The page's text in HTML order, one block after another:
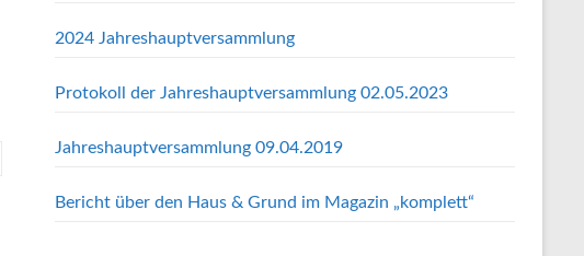
2024 Jahreshauptversammlung
Protokoll der Jahreshauptversammlung 02.05.2023
Jahreshauptversammlung 09.04.2019
Bericht über den Haus & Grund im Magazin „komplett“